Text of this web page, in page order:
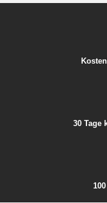
30 Tage